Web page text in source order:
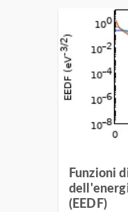
Funzioni
(EEDF)